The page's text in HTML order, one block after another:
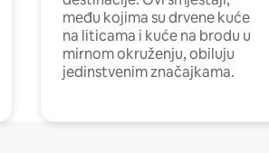
među kojima su drvene kuće
na liticama i kuće na brodu u
mirnom okruženju, obiluju
jedinstvenim značajkama.